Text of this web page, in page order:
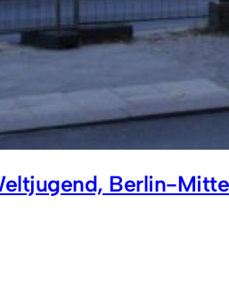
Berlin-Mitte